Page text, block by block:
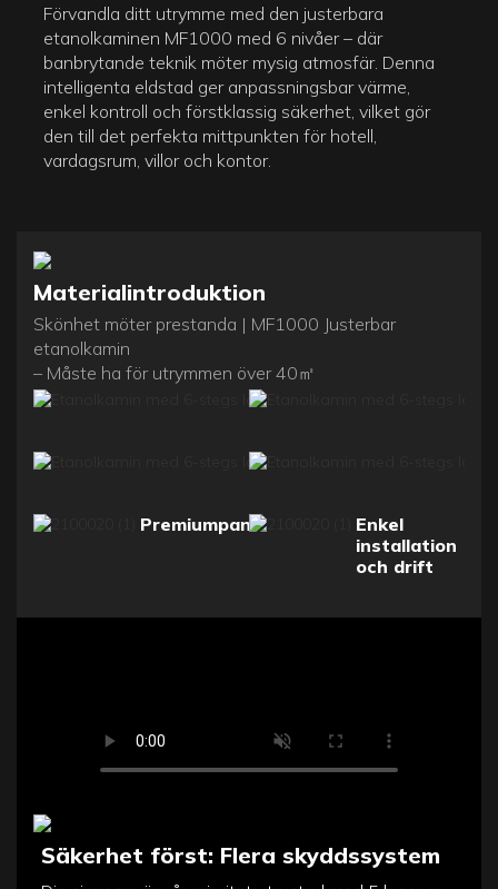
Förvandla ditt utrymme med den justerbara
etanolkaminen MF1000 med 6 nivåer – där
banbrytande teknik möter mysig atmosfär. Denna
intelligenta eldstad ger anpassningsbar värme,
enkel kontroll och förstklassig säkerhet, vilket gör
den till det perfekta mittpunkten för hotell,
vardagsrum, villor och kontor.
Materialintroduktion
Skönhet möter prestanda | MF1000 Justerbar
etanolkamin
– Måste ha för utrymmen över 40㎡
Premiumpanelalternativ Enkel
installation
och drift
Säkerhet först: Flera skyddssystem